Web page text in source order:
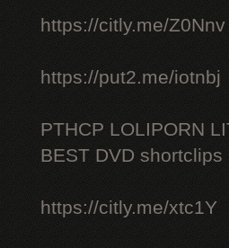
https://citly.me/Z0Nnv
https://put2.me/iotnbj
PTHCP LOLIPORN
BEST DVD
https://citly.me/xtc1Y